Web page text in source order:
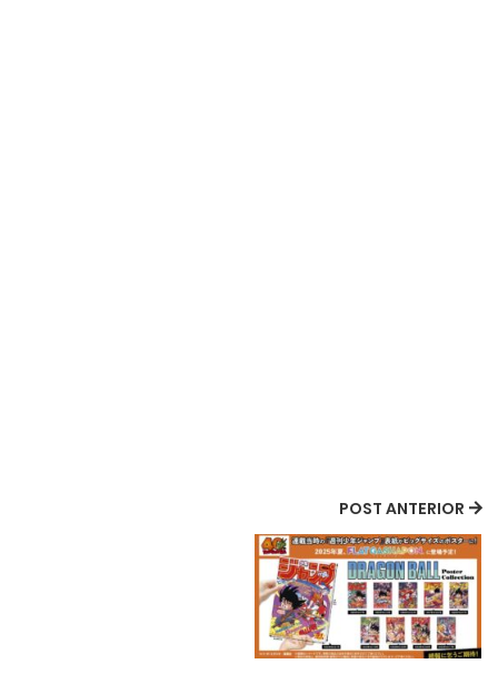
POST ANTERIOR